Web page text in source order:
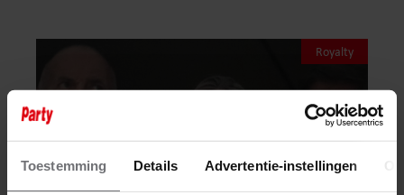
Toestemming Details Advertentie-instellingen
Royalty